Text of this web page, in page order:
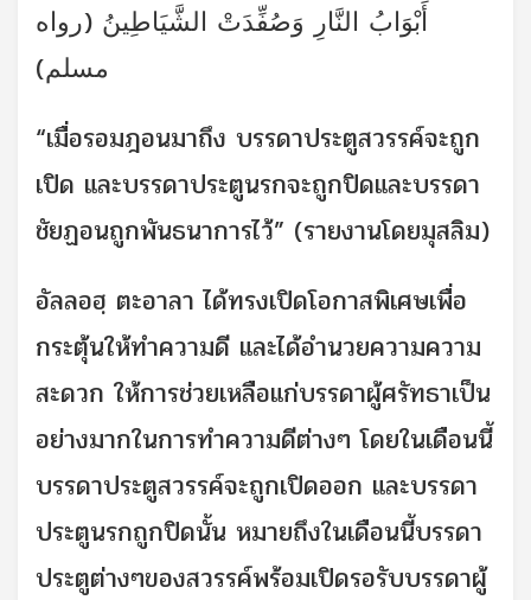
أَبْوَابُ النَّارِ وَصُفِّدَتْ الشَّيَاطِينُ (رواه
مسلم)
“เมื่อรอมฎอนมาถึง บรรดาประตูสวรรค์จะถูก
เปิด และบรรดาประตูนรกจะถูกปิดและบรรดา
ชัยฏอนถูกพันธนาการไว้” (รายงานโดยมุสลิม)
อัลลอฮฺ ตะอาลา ได้ทรงเปิดโอกาสพิเศษเพื่อ
กระตุ้นให้ทำความดี และได้อำนวยความความ
สะดวก ให้การช่วยเหลือแก่บรรดาผู้ศรัทธาเป็น
อย่างมากในการทำความดีต่างๆ โดยในเดือนนี้
บรรดาประตูสวรรค์จะถูกเปิดออก และบรรดา
ประตูนรกถูกปิดนั้น หมายถึงในเดือนนี้บรรดา
ประตูต่างๆของสวรรค์พร้อมเปิดรอรับบรรดาผู้